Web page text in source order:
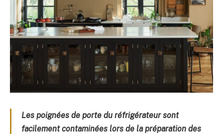
Les poignées de porte du réfrigérateur sont
facilement contaminées lors de la préparation des